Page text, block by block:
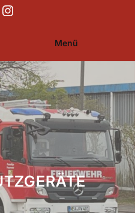
https://www.instagram.com/feuerwehr_wilhelmsdorf_mfr/
Menü